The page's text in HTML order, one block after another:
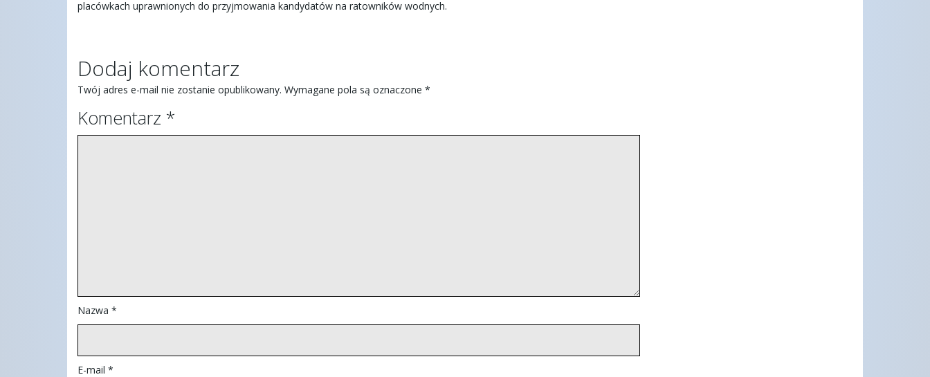
placówkach uprawnionych do przyjmowania kandydatów na ratowników wodnych.
Dodaj komentarz
Twój adres e-mail nie zostanie opublikowany. Wymagane pola są oznaczone *
Komentarz *
Nazwa *
E-mail *